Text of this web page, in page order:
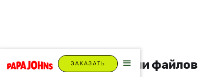
ЗАКАЗАТЬ
Политика в отношении файлов